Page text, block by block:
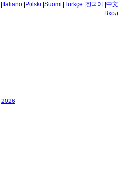
Italiano Polski Suomi Türkçe 한국어 中文
Вход
2026